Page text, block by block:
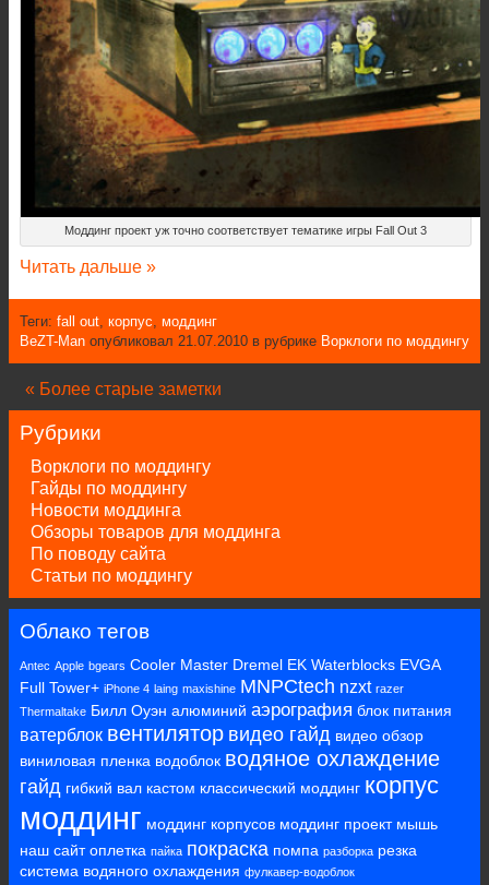
Рубрики
Ворклоги по моддингу
Гайды по моддингу
Новости моддинга
Обзоры товаров для моддинга
По поводу сайта
Статьи по моддингу
Облако тегов
Antec Apple bgears Cooler Master Dremel EK Waterblocks EVGA
Full Tower+ iPhone 4 laing maxishine MNPCtech nzxt razer
Thermaltake Билл Оуэн алюминий аэрография блок питания
ватерблок вентилятор видео гайд видео обзор
виниловая пленка водоблок водяное охлаждение
гайд гибкий вал кастом классический моддинг корпус
моддинг моддинг корпусов моддинг проект мышь
наш сайт оплетка пайка покраска помпа разборка резка
система водяного охлаждения фулкавер-водоблок
Моддинг проект уж точно соответствует тематике игры Fall Out 3
Читать дальше »
Теги: fall out корпус моддинг
BeZT-Man опубликовал 21.07.2010 в рубрике Ворклоги по моддингу
« Более старые заметки